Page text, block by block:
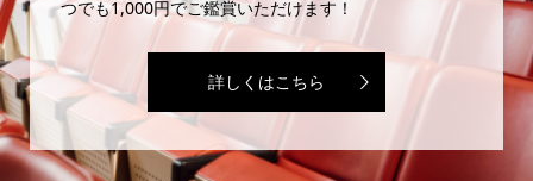
つでも1,000円でご鑑賞いただけます！
詳しくはこちら